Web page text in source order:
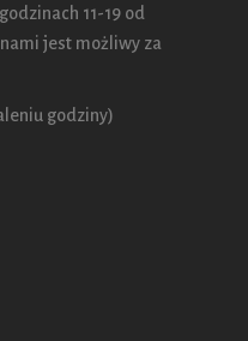
11-19 od
jest możliwy za
godziny)